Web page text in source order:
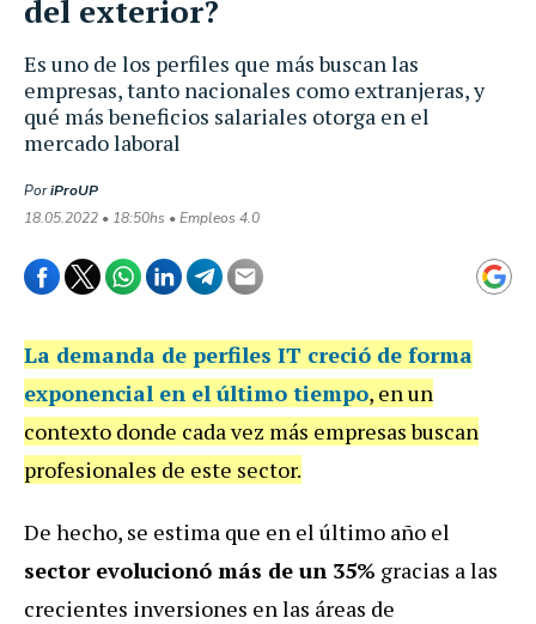
Es uno de los perfiles que más buscan las
empresas, tanto nacionales como extranjeras, y
qué más beneficios salariales otorga en el
mercado laboral
PoriProUP
18.05.2022 • 18:50hs • Empleos 4.0
del exterior?
La demanda de perfiles IT creció de forma
exponencial en el último tiempo, en un
contexto donde cada vez más empresas buscan
profesionales de este sector.
De hecho, se estima que en el último año el
sector evolucionó más de un 35% gracias a las
crecientes inversiones en las áreas de